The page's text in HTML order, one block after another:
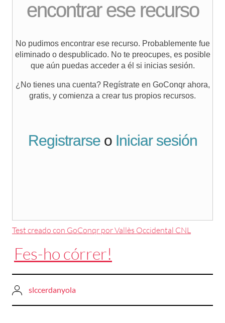
Test creado con GoConqr por Vallès Occidental CNL
Fes-ho córrer!
slccerdanyola